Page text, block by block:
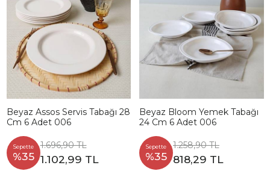
Beyaz Assos Servis Tabağı 28
Cm 6 Adet 006
Sepette
%35
1.696,90 TL
1.102,99 TL
Beyaz Bloom Yemek Tabağı
24 Cm 6 Adet 006
Sepette
%35
1.258,90 TL
818,29 TL